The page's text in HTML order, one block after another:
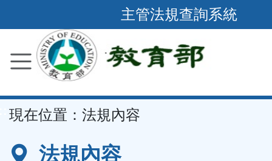
到
要
容
區
主管法規查詢系統
現在位置： 法規內容
法規內容